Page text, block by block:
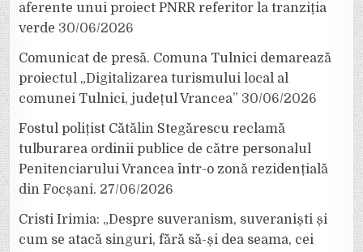
aferente unui proiect PNRR referitor la tranziția
verde 30/06/2026
Comunicat de presă. Comuna Tulnici demarează
proiectul „Digitalizarea turismului local al
comunei Tulnici, județul Vrancea” 30/06/2026
Fostul polițist Cătălin Stegărescu reclamă
tulburarea ordinii publice de către personalul
Penitenciarului Vrancea într-o zonă rezidențială
din Focșani. 27/06/2026
Cristi Irimia: „Despre suveranism, suveraniști și
cum se atacă singuri, fără să-și dea seama, cei